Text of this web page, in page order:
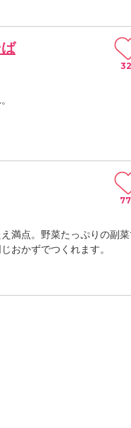
満点。野菜たっぷりの副
おかずでつくれます。